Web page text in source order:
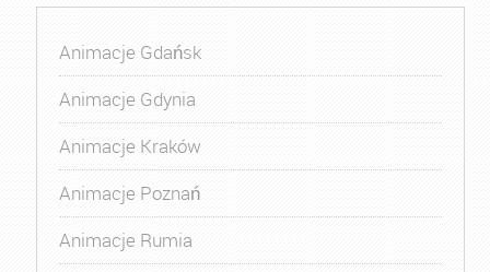
Animacje Gdańsk
Animacje Gdynia
Animacje Kraków
Animacje Poznań
Animacje Rumia